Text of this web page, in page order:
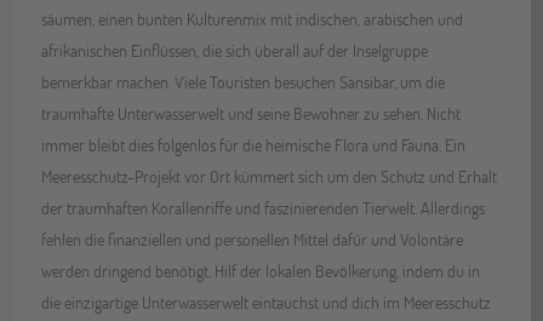
säumen, einen bunten Kulturenmix mit indischen, arabischen und
afrikanischen Einflüssen, die sich überall auf der Inselgruppe
bemerkbar machen. Viele Touristen besuchen Sansibar, um die
traumhafte Unterwasserwelt und seine Bewohner zu sehen. Nicht
immer bleibt dies folgenlos für die heimische Flora und Fauna. Ein
Meeresschutz-Projekt vor Ort kümmert sich um den Schutz und Erhalt
der traumhaften Korallenriffe und faszinierenden Tierwelt. Allerdings
fehlen die finanziellen und personellen Mittel dafür und Volontäre
werden dringend benötigt. Hilf der lokalen Bevölkerung, indem du in
die einzigartige Unterwasserwelt eintauchst und dich im Meeresschutz